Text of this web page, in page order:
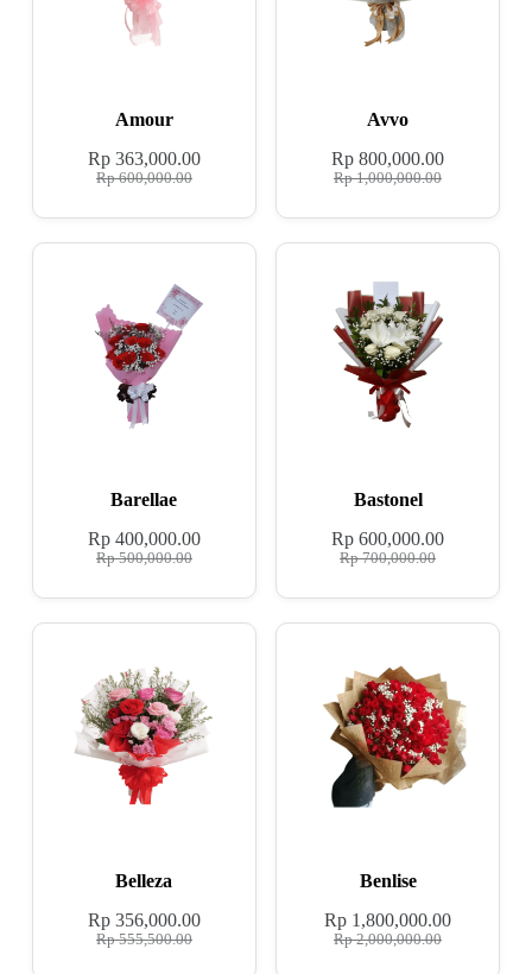
Amour
Rp600,000.00
Rp363,000.00
Avvo
Rp1,000,000.00
Rp 800,000.00
Barellae
Rp500,000.00
Rp400,000.00
Bastonel
Rp700,000.00
Rp 600,000.00
Belleza
Rp555,500.00
Rp356,000.00
Benlise
Rp2,000,000.00
Rp 1,800,000.00